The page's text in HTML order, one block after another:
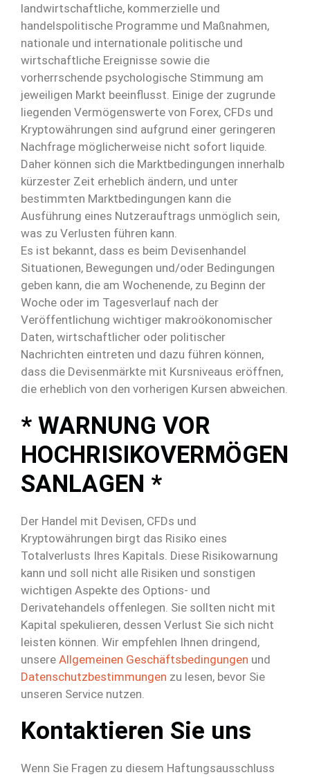
landwirtschaftliche, kommerzielle und
handelspolitische Programme und Maßnahmen,
nationale und internationale politische und
wirtschaftliche Ereignisse sowie die
vorherrschende psychologische Stimmung am
jeweiligen Markt beeinflusst. Einige der zugrunde
liegenden Vermögenswerte von Forex, CFDs und
Kryptowährungen sind aufgrund einer geringeren
Nachfrage möglicherweise nicht sofort liquide.
Daher können sich die Marktbedingungen innerhalb
kürzester Zeit erheblich ändern, und unter
bestimmten Marktbedingungen kann die
Ausführung eines Nutzerauftrags unmöglich sein,
was zu Verlusten führen kann.
Es ist bekannt, dass es beim Devisenhandel
Situationen, Bewegungen und/oder Bedingungen
geben kann, die am Wochenende, zu Beginn der
Woche oder im Tagesverlauf nach der
Veröffentlichung wichtiger makroökonomischer
Daten, wirtschaftlicher oder politischer
Nachrichten eintreten und dazu führen können,
dass die Devisenmärkte mit Kursniveaus eröffnen,
die erheblich von den vorherigen Kursen abweichen.
* WARNUNG VOR
HOCHRISIKOVERMÖGEN
SANLAGEN *
Der Handel mit Devisen, CFDs und
Kryptowährungen birgt das Risiko eines
Totalverlusts Ihres Kapitals. Diese Risikowarnung
kann und soll nicht alle Risiken und sonstigen
wichtigen Aspekte des Options- und
Derivatehandels offenlegen. Sie sollten nicht mit
Kapital spekulieren, dessen Verlust Sie sich nicht
leisten können. Wir empfehlen Ihnen dringend,
unsere Allgemeinen Geschäftsbedingungen und
Datenschutzbestimmungen zu lesen, bevor Sie
unseren Service nutzen.
Kontaktieren Sie uns
Wenn Sie Fragen zu diesem Haftungsausschluss